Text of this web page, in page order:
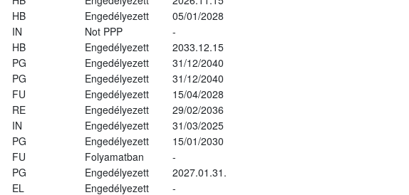
HB Engedélyezett
05/01/2028
IN Not PPP
-
HB Engedélyezett
2033.12.15
PG Engedélyezett
31/12/2040
PG Engedélyezett
31/12/2040
FU Engedélyezett
15/04/2028
RE Engedélyezett
29/02/2036
IN Engedélyezett
31/03/2025
PG Engedélyezett
15/01/2030
FU Folyamatban
-
PG Engedélyezett
2027.01.31.
EL Engedélyezett
-